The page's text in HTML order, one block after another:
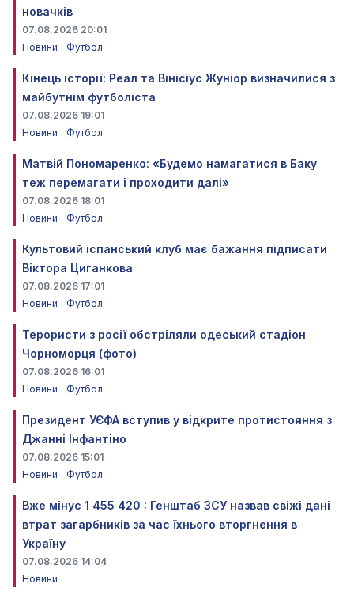
новачків
07.08.2026 20:01
Новини
Футбол
Кінець історії: Реал та Вінісіус Жуніор визначилися з
майбутнім футболіста
07.08.2026 19:01
Новини
Футбол
Матвій Пономаренко: «Будемо намагатися в Баку
теж перемагати і проходити далі»
07.08.2026 18:01
Новини
Футбол
Культовий іспанський клуб має бажання підписати
Віктора Циганкова
07.08.2026 17:01
Новини
Футбол
Терористи з росії обстріляли одеський стадіон
Чорноморця (фото)
07.08.2026 16:01
Новини
Футбол
Президент УЄФА вступив у відкрите протистояння з
Джанні Інфантіно
07.08.2026 15:01
Новини
Футбол
Вже мінус 1 455 420 : Генштаб ЗСУ назвав свіжі дані
втрат загарбників за час їхнього вторгнення в
Україну
07.08.2026 14:04
Новини